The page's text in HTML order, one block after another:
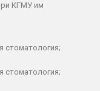
КГМУ им
стоматология;
стоматология;